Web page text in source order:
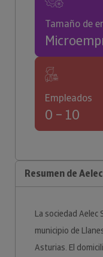
Tamaño de
Empleados
0 – 10
Resumen de
La sociedad Aelec
municipio de
Asturias. El